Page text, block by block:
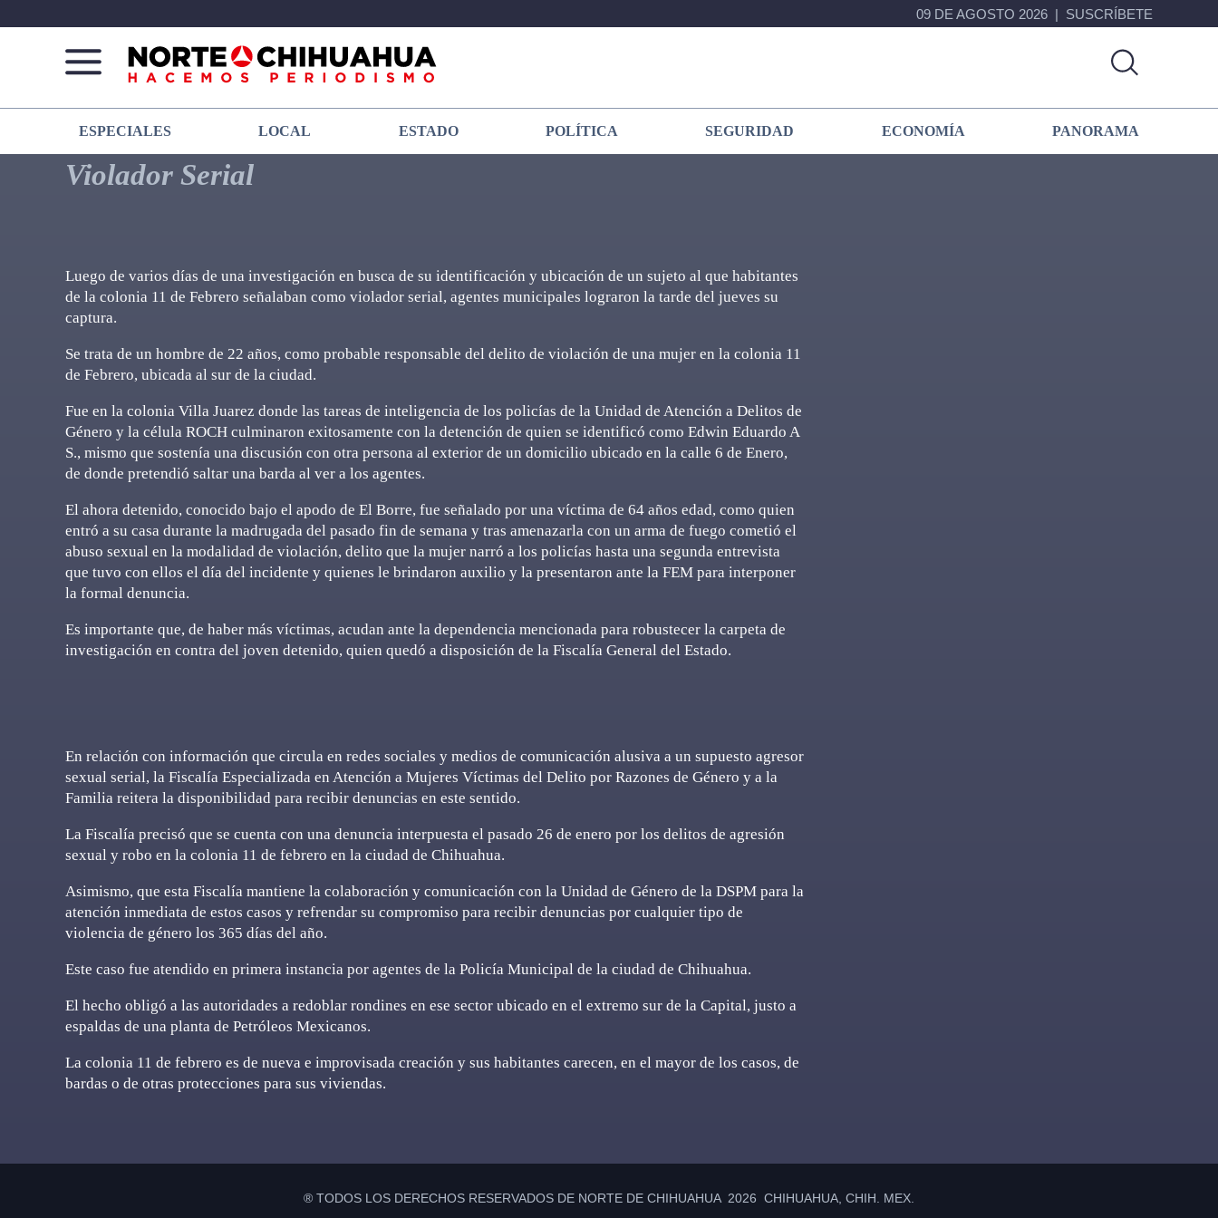
09 DE AGOSTO 2026 SUSCRÍBETE
Norte
De
Chihuahua
Más
que
noticias,
hacemos periodismo
ESPECIALES LOCAL ESTADO POLÍTICA SEGURIDAD ECONOMÍA PANORAMA
Violador Serial
Luego de varios días de una investigación en busca de su identificación y ubicación de un sujeto al que habitantes
de la colonia 11 de Febrero señalaban como violador serial, agentes municipales lograron la tarde del jueves su
captura.
Se trata de un hombre de 22 años, como probable responsable del delito de violación de una mujer en la colonia 11
de Febrero, ubicada al sur de la ciudad.
Fue en la colonia Villa Juarez donde las tareas de inteligencia de los policías de la Unidad de Atención a Delitos de
Género y la célula ROCH culminaron exitosamente con la detención de quien se identificó como Edwin Eduardo A
S., mismo que sostenía una discusión con otra persona al exterior de un domicilio ubicado en la calle 6 de Enero,
de donde pretendió saltar una barda al ver a los agentes.
El ahora detenido, conocido bajo el apodo de El Borre, fue señalado por una víctima de 64 años edad, como quien
entró a su casa durante la madrugada del pasado fin de semana y tras amenazarla con un arma de fuego cometió el
abuso sexual en la modalidad de violación, delito que la mujer narró a los policías hasta una segunda entrevista
que tuvo con ellos el día del incidente y quienes le brindaron auxilio y la presentaron ante la FEM para interponer
la formal denuncia.
Es importante que, de haber más víctimas, acudan ante la dependencia mencionada para robustecer la carpeta de
investigación en contra del joven detenido, quien quedó a disposición de la Fiscalía General del Estado.
En relación con información que circula en redes sociales y medios de comunicación alusiva a un supuesto agresor
sexual serial, la Fiscalía Especializada en Atención a Mujeres Víctimas del Delito por Razones de Género y a la
Familia reitera la disponibilidad para recibir denuncias en este sentido.
La Fiscalía precisó que se cuenta con una denuncia interpuesta el pasado 26 de enero por los delitos de agresión
sexual y robo en la colonia 11 de febrero en la ciudad de Chihuahua.
Asimismo, que esta Fiscalía mantiene la colaboración y comunicación con la Unidad de Género de la DSPM para la
atención inmediata de estos casos y refrendar su compromiso para recibir denuncias por cualquier tipo de
violencia de género los 365 días del año.
Este caso fue atendido en primera instancia por agentes de la Policía Municipal de la ciudad de Chihuahua.
El hecho obligó a las autoridades a redoblar rondines en ese sector ubicado en el extremo sur de la Capital, justo a
espaldas de una planta de Petróleos Mexicanos.
La colonia 11 de febrero es de nueva e improvisada creación y sus habitantes carecen, en el mayor de los casos, de
bardas o de otras protecciones para sus viviendas.
® TODOS LOS DERECHOS RESERVADOS DE NORTE DE CHIHUAHUA 2026 CHIHUAHUA, CHIH. MEX.